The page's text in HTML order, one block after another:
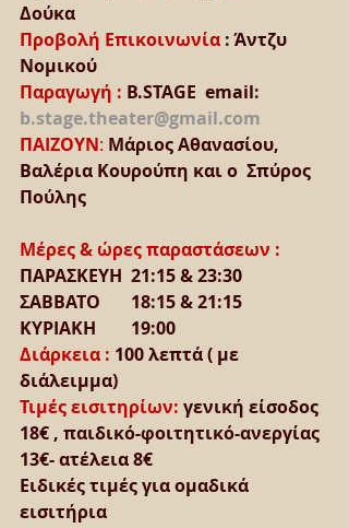
Δούκα
Προβολή Επικοινωνία : Άντζυ
Νομικού
Παραγωγή : B.STAGE  email:
b.stage.theater@gmail.com
ΠΑΙΖΟΥΝ: Μάριος Αθανασίου,
Βαλέρια Κουρούπη και ο  Σπύρος
Πούλης
Μέρες & ώρες παραστάσεων :
ΠΑΡΑΣΚΕΥΗ  21:15 & 23:30
ΣΑΒΒΑΤΟ       18:15 & 21:15
ΚΥΡΙΑΚΗ        19:00
Διάρκεια : 100 λεπτά ( με
διάλειμμα)
Τιμές εισιτηρίων: γενική είσοδος
18€ , παιδικό-φοιτητικό-ανεργίας
13€- ατέλεια 8€
Ειδικές τιμές για ομαδικά
εισιτήρια